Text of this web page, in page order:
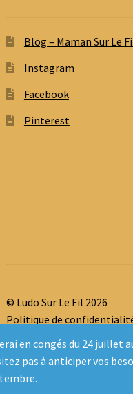
en congés du 24 juillet
pas à anticiper vos
Blog – Maman Sur Le
Instagram
Facebook
Pinterest
© Ludo Sur Le Fil 2026
Politique de